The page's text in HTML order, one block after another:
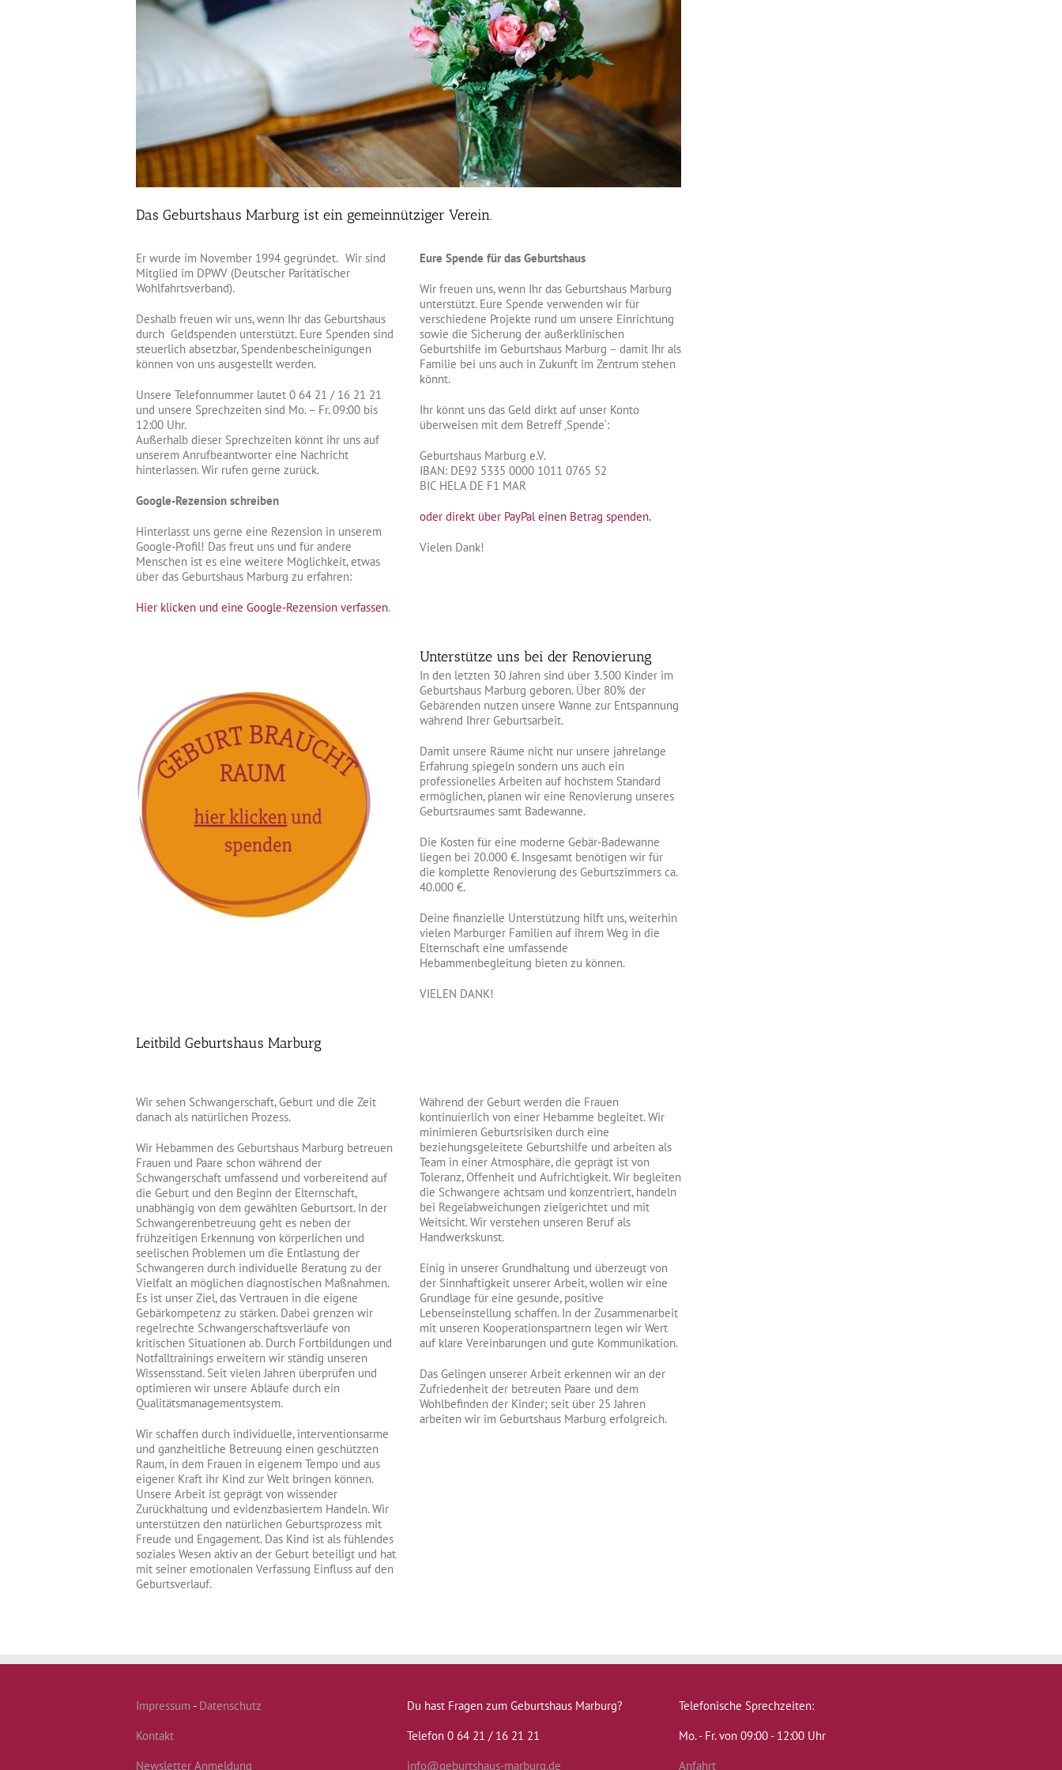
Das Geburtshaus Marburg ist ein gemeinnütziger Verein.
Er wurde im November 1994 gegründet. Wir sind
Mitglied im DPWV (Deutscher Paritätischer
Wohlfahrtsverband).
Deshalb freuen wir uns, wenn Ihr das Geburtshaus
durch Geldspenden unterstützt. Eure Spenden sind
steuerlich absetzbar, Spendenbescheinigungen
können von uns ausgestellt werden.
Unsere Telefonnummer lautet 0 64 21 / 16 21 21
und unsere Sprechzeiten sind Mo. – Fr. 09:00 bis
12:00 Uhr.
Außerhalb dieser Sprechzeiten könnt ihr uns auf
unserem Anrufbeantworter eine Nachricht
hinterlassen. Wir rufen gerne zurück.
Google-Rezension schreiben
Hinterlasst uns gerne eine Rezension in unserem
Google-Profil! Das freut uns und für andere
Menschen ist es eine weitere Möglichkeit, etwas
über das Geburtshaus Marburg zu erfahren:
Hier klicken und eine Google-Rezension verfassen.
Eure Spende für das Geburtshaus
Wir freuen uns, wenn Ihr das Geburtshaus Marburg
unterstützt. Eure Spende verwenden wir für
verschiedene Projekte rund um unsere Einrichtung
sowie die Sicherung der außerklinischen
Geburtshilfe im Geburtshaus Marburg – damit Ihr als
Familie bei uns auch in Zukunft im Zentrum stehen
könnt.
Ihr könnt uns das Geld dirkt auf unser Konto
überweisen mit dem Betreff ‚Spende‘:
Geburtshaus Marburg e.V.
IBAN: DE92 5335 0000 1011 0765 52
BIC HELA DE F1 MAR
oder direkt über PayPal einen Betrag spenden.
Vielen Dank!
Unterstütze uns bei der Renovierung
In den letzten 30 Jahren sind über 3.500 Kinder im
Geburtshaus Marburg geboren. Über 80% der
Gebärenden nutzen unsere Wanne zur Entspannung
während Ihrer Geburtsarbeit.
Damit unsere Räume nicht nur unsere jahrelange
Erfahrung spiegeln sondern uns auch ein
professionelles Arbeiten auf höchstem Standard
ermöglichen, planen wir eine Renovierung unseres
Geburtsraumes samt Badewanne.
Die Kosten für eine moderne Gebär-Badewanne
liegen bei 20.000 €. Insgesamt benötigen wir für
die komplette Renovierung des Geburtszimmers ca.
40.000 €.
Deine finanzielle Unterstützung hilft uns, weiterhin
vielen Marburger Familien auf ihrem Weg in die
Elternschaft eine umfassende
Hebammenbegleitung bieten zu können.
VIELEN DANK!
Leitbild Geburtshaus Marburg
Wir sehen Schwangerschaft, Geburt und die Zeit
danach als natürlichen Prozess.
Wir Hebammen des Geburtshaus Marburg betreuen
Frauen und Paare schon während der
Schwangerschaft umfassend und vorbereitend auf
die Geburt und den Beginn der Elternschaft,
unabhängig von dem gewählten Geburtsort. In der
Schwangerenbetreuung geht es neben der
frühzeitigen Erkennung von körperlichen und
seelischen Problemen um die Entlastung der
Schwangeren durch individuelle Beratung zu der
Vielfalt an möglichen diagnostischen Maßnahmen.
Es ist unser Ziel, das Vertrauen in die eigene
Gebärkompetenz zu stärken. Dabei grenzen wir
regelrechte Schwangerschaftsverläufe von
kritischen Situationen ab. Durch Fortbildungen und
Notfalltrainings erweitern wir ständig unseren
Wissensstand. Seit vielen Jahren überprüfen und
optimieren wir unsere Abläufe durch ein
Qualitätsmanagementsystem.
Wir schaffen durch individuelle, interventionsarme
und ganzheitliche Betreuung einen geschützten
Raum, in dem Frauen in eigenem Tempo und aus
eigener Kraft ihr Kind zur Welt bringen können.
Unsere Arbeit ist geprägt von wissender
Zurückhaltung und evidenzbasiertem Handeln. Wir
unterstützen den natürlichen Geburtsprozess mit
Freude und Engagement. Das Kind ist als fühlendes
soziales Wesen aktiv an der Geburt beteiligt und hat
mit seiner emotionalen Verfassung Einfluss auf den
Geburtsverlauf.
Während der Geburt werden die Frauen
kontinuierlich von einer Hebamme begleitet. Wir
minimieren Geburtsrisiken durch eine
beziehungsgeleitete Geburtshilfe und arbeiten als
Team in einer Atmosphäre, die geprägt ist von
Toleranz, Offenheit und Aufrichtigkeit. Wir begleiten
die Schwangere achtsam und konzentriert, handeln
bei Regelabweichungen zielgerichtet und mit
Weitsicht. Wir verstehen unseren Beruf als
Handwerkskunst.
Einig in unserer Grundhaltung und überzeugt von
der Sinnhaftigkeit unserer Arbeit, wollen wir eine
Grundlage für eine gesunde, positive
Lebenseinstellung schaffen. In der Zusammenarbeit
mit unseren Kooperationspartnern legen wir Wert
auf klare Vereinbarungen und gute Kommunikation.
Das Gelingen unserer Arbeit erkennen wir an der
Zufriedenheit der betreuten Paare und dem
Wohlbefinden der Kinder; seit über 25 Jahren
arbeiten wir im Geburtshaus Marburg erfolgreich.
Impressum - Datenschutz
Kontakt
Newsletter Anmeldung
Du hast Fragen zum Geburtshaus Marburg?
Telefon 0 64 21 / 16 21 21
info@geburtshaus-marburg.de
Telefonische Sprechzeiten:
Mo. - Fr. von 09:00 - 12:00 Uhr
Anfahrt